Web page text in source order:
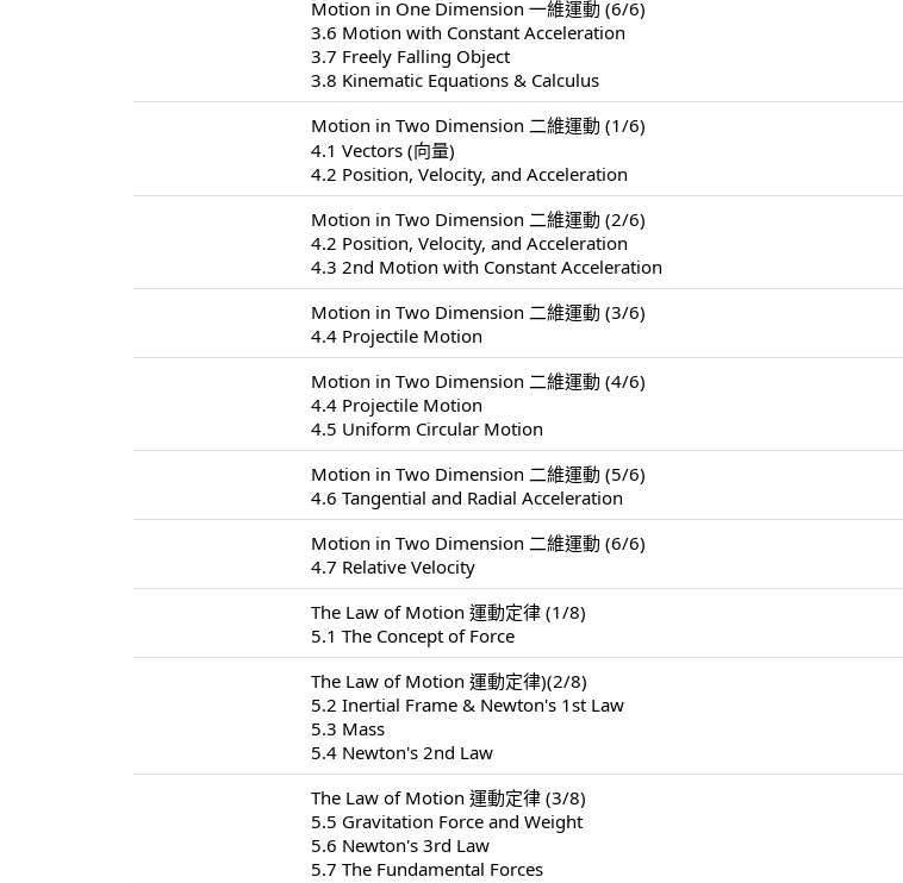
Motion in One Dimension 一維運動 (6/6)
3.6 Motion with Constant Acceleration
3.7 Freely Falling Object
3.8 Kinematic Equations & Calculus
Motion in Two Dimension 二維運動 (1/6)
4.1 Vectors (向量)
4.2 Position, Velocity, and Acceleration
Motion in Two Dimension 二維運動 (2/6)
4.2 Position, Velocity, and Acceleration
4.3 2nd Motion with Constant Acceleration
Motion in Two Dimension 二維運動 (3/6)
4.4 Projectile Motion
Motion in Two Dimension 二維運動 (4/6)
4.4 Projectile Motion
4.5 Uniform Circular Motion
Motion in Two Dimension 二維運動 (5/6)
4.6 Tangential and Radial Acceleration
Motion in Two Dimension 二維運動 (6/6)
4.7 Relative Velocity
The Law of Motion 運動定律 (1/8)
5.1 The Concept of Force
The Law of Motion 運動定律)(2/8)
5.2 Inertial Frame & Newton's 1st Law
5.3 Mass
5.4 Newton's 2nd Law
The Law of Motion 運動定律 (3/8)
5.5 Gravitation Force and Weight
5.6 Newton's 3rd Law
5.7 The Fundamental Forces